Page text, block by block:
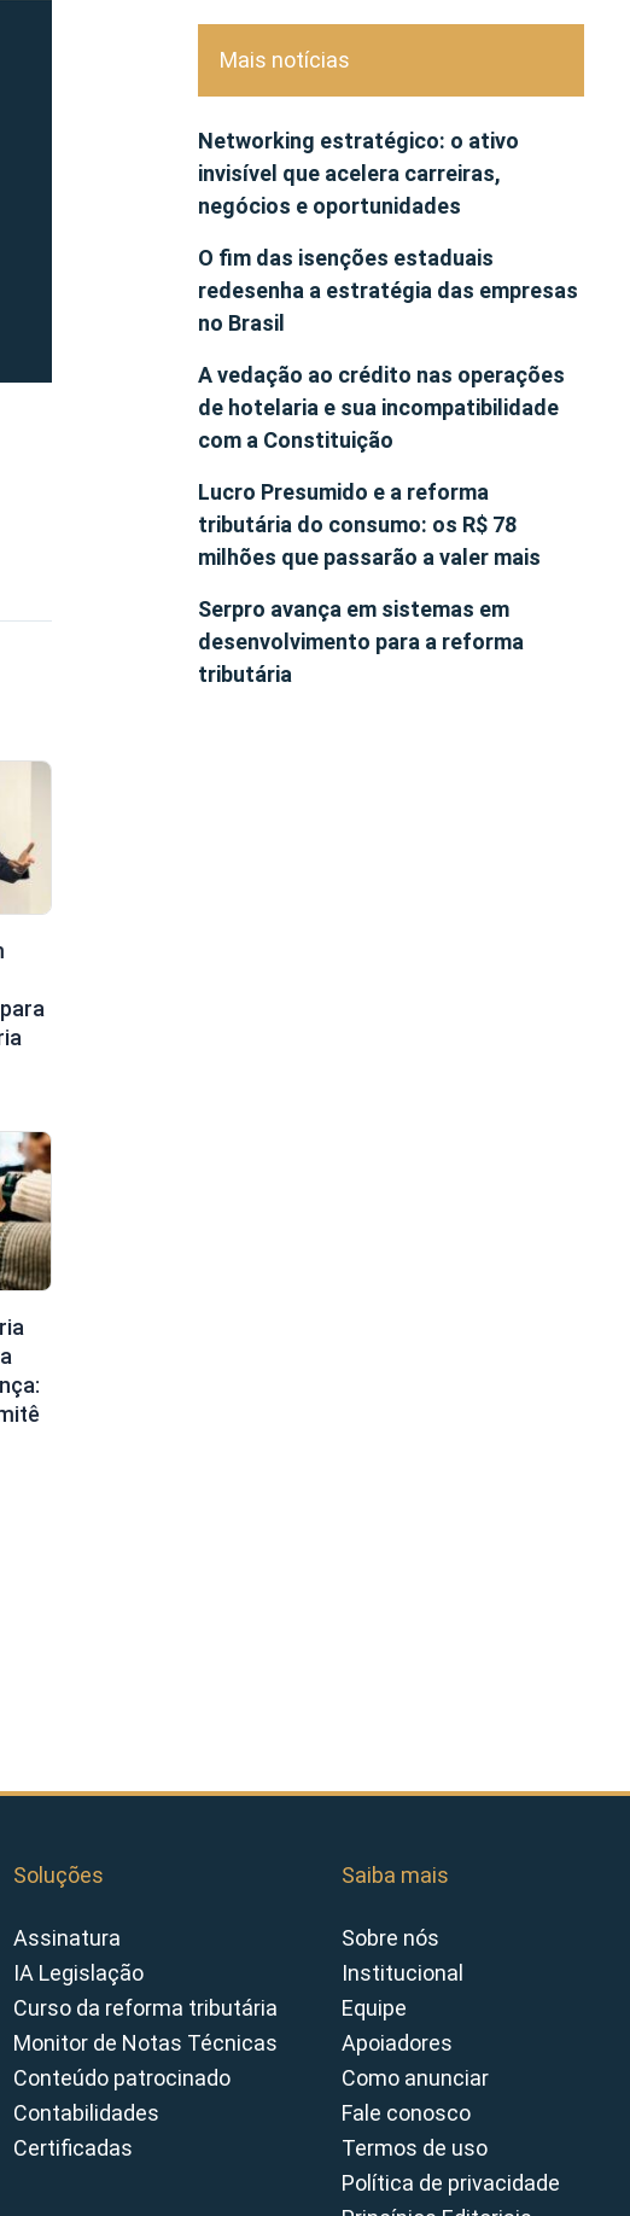
Mais notícias
Networking estratégico: o ativo
invisível que acelera carreiras,
negócios e oportunidades
O fim das isenções estaduais
redesenha a estratégia das empresas
no Brasil
A vedação ao crédito nas operações
de hotelaria e sua incompatibilidade
com a Constituição
Lucro Presumido e a reforma
tributária do consumo: os R$ 78
milhões que passarão a valer mais
Serpro avança em sistemas em
desenvolvimento para a reforma
tributária
Soluções
Assinatura
IA Legislação
Curso da reforma tributária
Monitor de Notas Técnicas
Conteúdo patrocinado
Contabilidades
Certificadas
Saiba mais
Sobre nós
Institucional
Equipe
Apoiadores
Como anunciar
Fale conosco
Termos de uso
Política de privacidade